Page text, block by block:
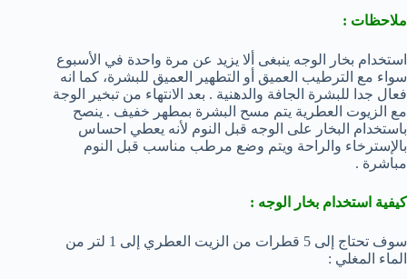
ملاحظات :
استخدام بخار الوجه ينبغى ألا يزيد عن مرة واحدة في الأسبوع
سواء مع الترطيب العميق أو التطهير العميق للبشرة، كما انه
فعال جدا للبشرة الجافة والدهنية . بعد الانتهاء من تبخير الوجة
مع الزيوت العطرية يتم مسح البشرة بمطهر خفيف . ينصح
باستخدام البخار على الوجه قبل النوم لأنه يعطي احساس
بالإسترخاء والراحة ويتم وضع مرطب مناسب قبل النوم
مباشرة .
كيفية استخدام بخار الوجه :
سوف تحتاج إلى 5 قطرات من الزيت العطري إلى 1 لتر من
الماء المغلي :